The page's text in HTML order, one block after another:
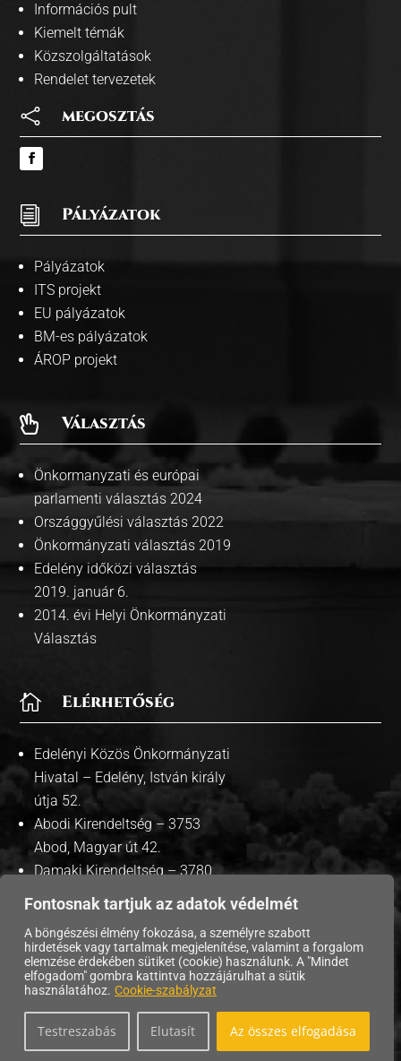
Fontosnak tartjuk az adatok védelmét
A böngészési élmény fokozása, a személyre szabott
hirdetések vagy tartalmak megjelenítése, valamint a forgalom
elemzése érdekében sütiket (cookie) használunk. A "Mindet
elfogadom" gombra kattintva hozzájárulhat a sütik
használatához. Cookie-szabályzat
Testreszabás Elutasít Az összes elfogadása
Információs pult
Kiemelt témák
Közszolgáltatások
Rendelet tervezetek
 megosztás
i Pályázatok
Pályázatok
ITS projekt
EU pályázatok
BM-es pályázatok
ÁROP projekt
 Választás
Önkormanyzati és európai
parlamenti választás 2024
Országgyűlési választás 2022
Önkormányzati választás 2019
Edelény időközi választás
2019. január 6.
2014. évi Helyi Önkormányzati
Választás
 Elérhetőség
Edelényi Közös Önkormányzati
Hivatal – Edelény, István király
útja 52.
Abodi Kirendeltség – 3753
Abod, Magyar út 42.
Damaki Kirendeltség – 3780
Damak, Szabadság út 35.
Copyright © 2026 Edelény Város Önkormányzata. |
Adatvédelmi tájékoztató